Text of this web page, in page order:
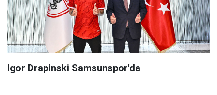
Igor Drapinski Samsunspor'da